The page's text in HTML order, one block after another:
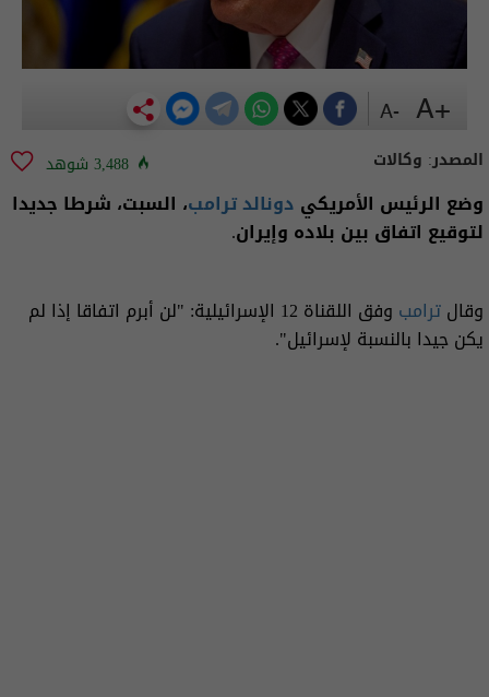
المصدر: وكالات 3,488 شوهد
وضع الرئيس الأمريكي دونالد ترامب، السبت، شرطا جديدا
لتوقيع اتفاق بين بلاده وإيران.
وقالترامب
وفق اللقناة 12 الإسرائيلية: "لن أبرم اتفاقا إذا لم
يكن جيدا بالنسبة لإسرائيل".
+A
-A